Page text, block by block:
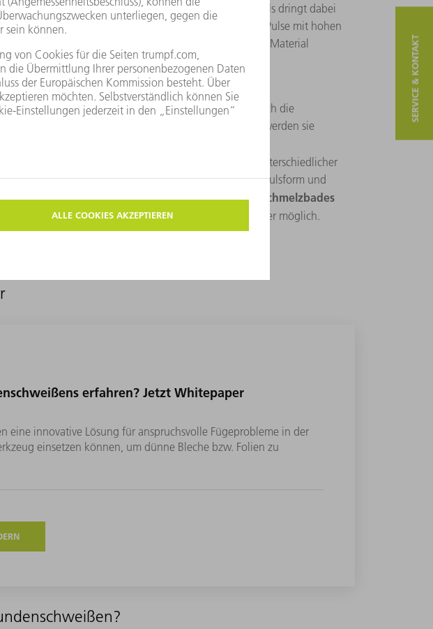
im Nanosekundenbereich. Ein einzelner Laserimpuls dringt dabei
Mikrometer in das Material ein, weshalb mehrere Pulse mit hohen
erforderlich sind, die sich effektiv in das Material
lokal Wärme erzeugen und schließlich einen
schaffen.
bildet sich nur wenig Schmelze, was dafür sorgt, dass sich die
Werkstoffe nur minimal vermischen. Vielmehr werden sie
. Dies ist besonders wichtig für das Schweißen unterschiedlicher
die sich normalerweise nur schwer fügen lassen. Pulsform und
können dieEindringtiefeund dieGröße des Schmelzbades
. So sind große Schweißtiefen bei kleinem Durchmesser möglich.
erfahren? Jetzt Whitepaper
eine innovative Lösung für anspruchsvolle Fügeprobleme in der
einsetzen können, um dünne Bleche bzw. Folien zu
SERVICE & KONTAKT